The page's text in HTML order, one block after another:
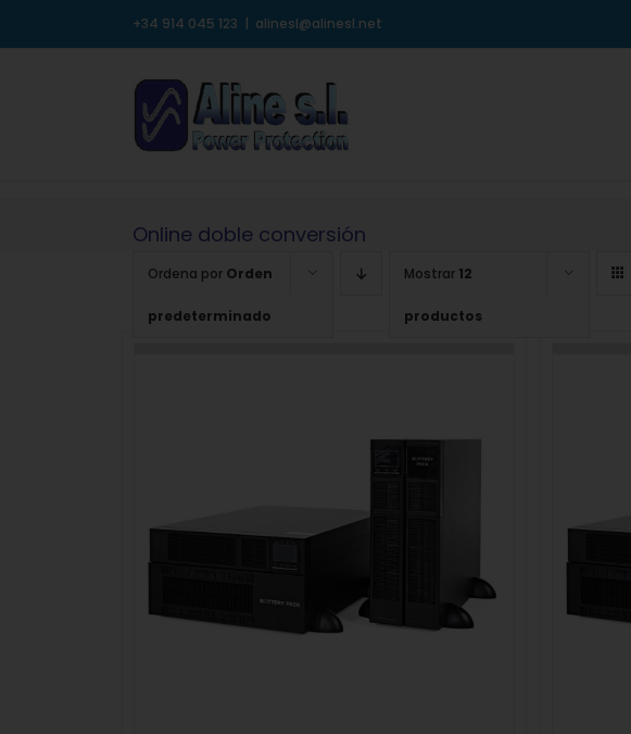
+34 914 045 123 | alinesl@alinesl.net
Online doble conversión
Ordena por Orden
predeterminado
Mostrar 12
productos